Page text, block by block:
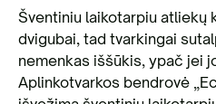
Šventiniu laikotarpiu atliekų
dvigubai, tad tvarkingai
nemenkas iššūkis, ypač jei
Aplinkotvarkos bendrovė